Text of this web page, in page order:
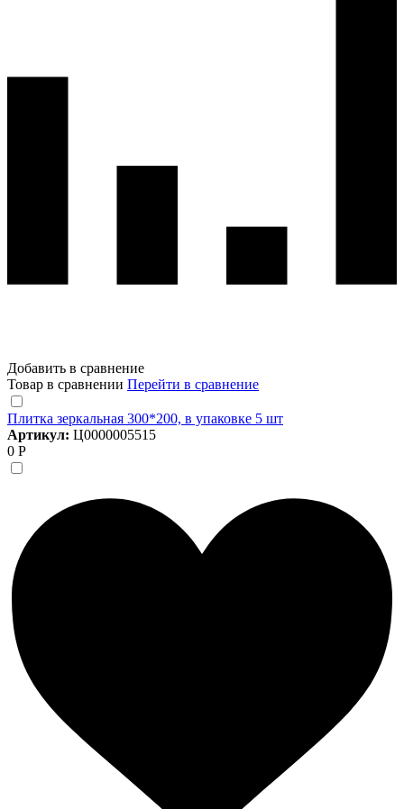
Добавить в сравнение
Товар в сравнении Перейти в сравнение
Плитка зеркальная 300*200, в упаковке 5 шт
Артикул: Ц0000005515
0 Р